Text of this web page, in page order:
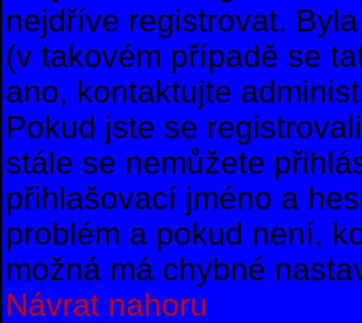
nejdříve registrovat.
(v takovém případě se
ano, kontaktujte
Pokud jste se
stále se nemůžete
přihlašovací jméno a
problém a pokud není,
možná má chybné
Návrat nahoru